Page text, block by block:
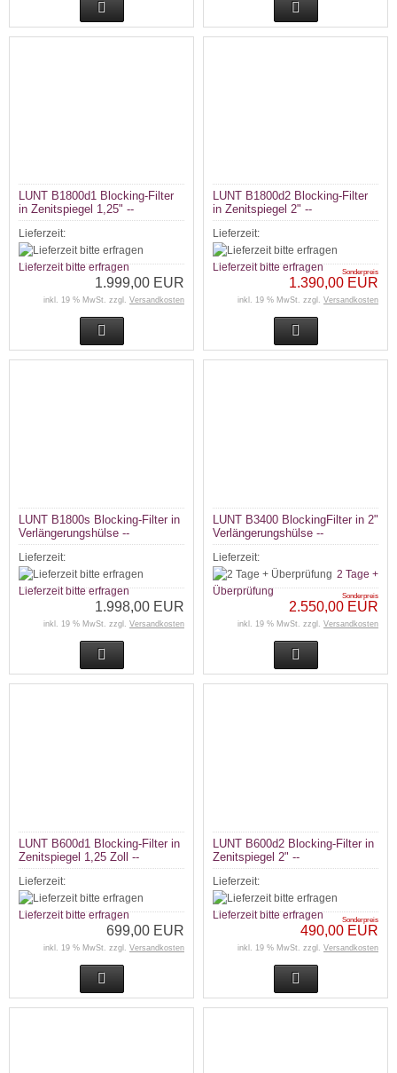
LUNT B1800d1 Blocking-Filter
in Zenitspiegel 1,25" --
Lieferzeit:
Lieferzeit bitte erfragen
1.999,00 EUR
inkl. 19 % MwSt. zzgl. Versandkosten
LUNT B1800d2 Blocking-Filter
in Zenitspiegel 2" --
Lieferzeit:
Lieferzeit bitte erfragen Sonderpreis
1.390,00 EUR
inkl. 19 % MwSt. zzgl. Versandkosten
LUNT B1800s Blocking-Filter in
Verlängerungshülse --
Lieferzeit:
Lieferzeit bitte erfragen
1.998,00 EUR
inkl. 19 % MwSt. zzgl. Versandkosten
LUNT B3400 BlockingFilter in 2"
Verlängerungshülse --
Lieferzeit:
2 Tage +
Überprüfung
Sonderpreis
2.550,00 EUR
inkl. 19 % MwSt. zzgl. Versandkosten
LUNT B600d1 Blocking-Filter in
Zenitspiegel 1,25 Zoll --
Lieferzeit:
Lieferzeit bitte erfragen
699,00 EUR
inkl. 19 % MwSt. zzgl. Versandkosten
LUNT B600d2 Blocking-Filter in
Zenitspiegel 2" --
Lieferzeit:
Lieferzeit bitte erfragen Sonderpreis
490,00 EUR
inkl. 19 % MwSt. zzgl. Versandkosten